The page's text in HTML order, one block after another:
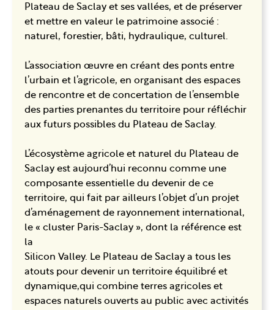
Plateau de Saclay et ses vallées, et de préserver
et mettre en valeur le patrimoine associé :
naturel, forestier, bâti, hydraulique, culturel.
L’association œuvre en créant des ponts entre
l’urbain et l’agricole, en organisant des espaces
de rencontre et de concertation de l’ensemble
des parties prenantes du territoire pour réfléchir
aux futurs possibles du Plateau de Saclay.
L’écosystème agricole et naturel du Plateau de
Saclay est aujourd’hui reconnu comme une
composante essentielle du devenir de ce
territoire, qui fait par ailleurs l’objet d’un projet
d’aménagement de rayonnement international,
le « cluster Paris-Saclay », dont la référence est
la
Silicon Valley. Le Plateau de Saclay a tous les
atouts pour devenir un territoire équilibré et
dynamique,qui combine terres agricoles et
espaces naturels ouverts au public avec activités